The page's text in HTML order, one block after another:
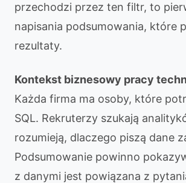
przechodzi przez ten filtr, to
napisania podsumowania, które
rezultaty.
Kontekst biznesowy pracy
Każda firma ma osoby, które
SQL. Rekruterzy szukają
rozumieją, dlaczego piszą dane
Podsumowanie powinno
z danymi jest powiązana z